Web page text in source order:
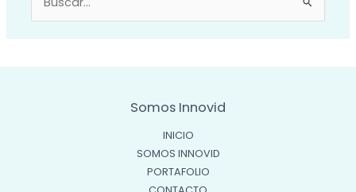
Buscar
por:
Somos Innovid
INICIO
SOMOS INNOVID
PORTAFOLIO